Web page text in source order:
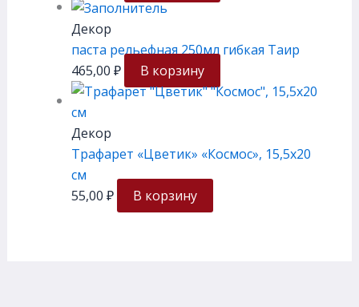
Декор
паста рельефная 250мл гибкая Таир
465,00 ₽ В корзину
Декор
Трафарет «Цветик» «Космос», 15,5х20
см
55,00 ₽ В корзину